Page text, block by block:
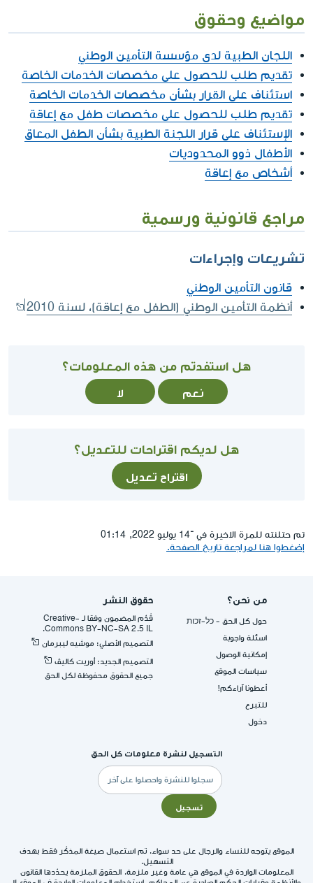
مواضيع وحقوق
اللجان الطبية لدى مؤسسة التأمين الوطني
تقديم طلب للحصول على مخصصات الخدمات الخاصة
استئناف على القرار بشأن مخصصات الخدمات الخاصة
تقديم طلب للحصول على مخصصات طفل مع إعاقة
الإستئناف على قرار اللجنة الطبية بشأن الطفل المعاق
الأطفال ذوو المحدوديات
أشخاص مع إعاقة
مراجع قانونية ورسمية
تشريعات وإجراءات
قانون التأمين الوطني
أنظمة التأمين الوطني (الطفل مع إعاقة)، لسنة 2010
هل استفدتم من هذه المعلومات؟
نعم لا
هل لديكم اقتراحات للتعديل؟
اقتراح تعديل
تم حتلنته للمرة الاخيرة في ־14 يوليو 2022, 01:14
إضغطوا هنا لمراجعة تاريخ الصفحة.
من نحن؟
حول كل الحق - כל-זכות
اسئلة واجوبة
إمكانية الوصول
سياسات الموقع
أعطونا آراءكم!
للتبرع
دخول
حقوق النشر
قُدِّم المضمون وفقا لـ -Creative
Commons BY-NC-SA 2.5 IL.
التصميم الأصلي: موشيه ليبرمان
التصميم الجديد: أوريت كاليڤ
جميع الحقوق محفوظة لكل الحق
التسجيل لنشرة معلومات كل الحق
البريد
الإلكتروني
تسجيل
الموقع يتوجه للنساء والرجال على حد سواء. تم استعمال صيغة المذكّر فقط بهدف
التسهيل.
المعلومات الواردة في الموقع هي عامة وغير ملزمة. الحقوق الملزمة يحدّدها القانون